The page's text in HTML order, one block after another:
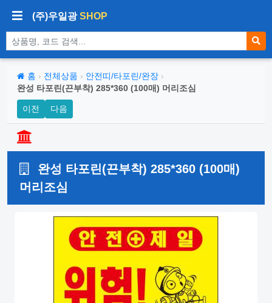
(주)우일광SHOP
상품 검색
홈 › 전체상품 › 안전띠/타포린/완장 ›
완성 타포린(끈부착) 285*360 (100매) 머리조심
이전 다음
완성 타포린(끈부착) 285*360 (100매)
머리조심